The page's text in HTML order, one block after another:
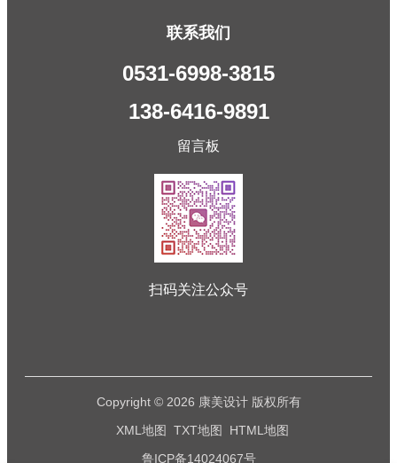
联系我们
0531-6998-3815
138-6416-9891
留言板
扫码关注公众号
Copyright © 2026 康美设计 版权所有
XML地图
TXT地图
HTML地图
鲁ICP备14024067号